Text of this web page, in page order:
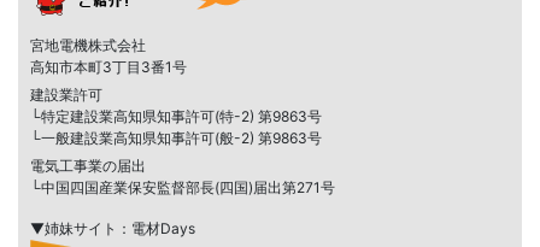
宮地電機株式会社
高知市本町3丁目3番1号
建設業許可
└特定建設業高知県知事許可(特-2) 第9863号
└一般建設業高知県知事許可(般-2) 第9863号
電気工事業の届出
└中国四国産業保安監督部長(四国)届出第271号
▼姉妹サイト：電材Days